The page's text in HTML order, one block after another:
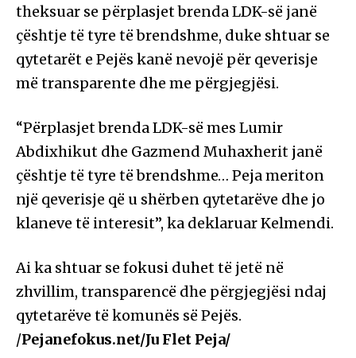
theksuar se përplasjet brenda LDK-së janë
çështje të tyre të brendshme, duke shtuar se
qytetarët e Pejës kanë nevojë për qeverisje
më transparente dhe me përgjegjësi.
“Përplasjet brenda LDK-së mes Lumir
Abdixhikut dhe Gazmend Muhaxherit janë
çështje të tyre të brendshme… Peja meriton
një qeverisje që u shërben qytetarëve dhe jo
klaneve të interesit”, ka deklaruar Kelmendi.
Ai ka shtuar se fokusi duhet të jetë në
zhvillim, transparencë dhe përgjegjësi ndaj
qytetarëve të komunës së Pejës.
/Pejanefokus.net/Ju Flet Peja/